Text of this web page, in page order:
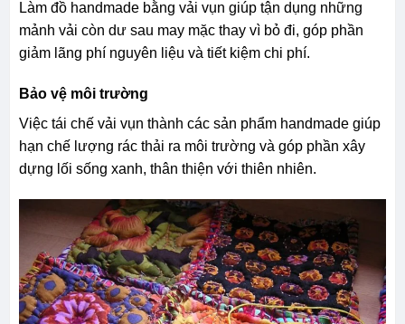
Làm đồ handmade bằng vải vụn giúp tận dụng những
mảnh vải còn dư sau may mặc thay vì bỏ đi, góp phần
giảm lãng phí nguyên liệu và tiết kiệm chi phí.
Bảo vệ môi trường
Việc tái chế vải vụn thành các sản phẩm handmade giúp
hạn chế lượng rác thải ra môi trường và góp phần xây
dựng lối sống xanh, thân thiện với thiên nhiên.